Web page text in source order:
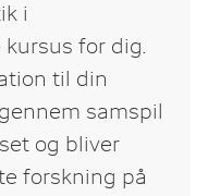
i
for dig.
til din
samspil
og bliver
forskning på